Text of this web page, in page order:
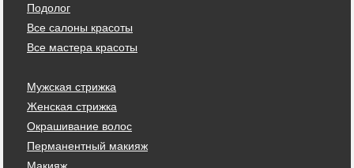
Подолог
Все салоны красоты
Все мастера красоты
Мужская стрижка
Женская стрижка
Окрашивание волос
Перманентный макияж
Макияж